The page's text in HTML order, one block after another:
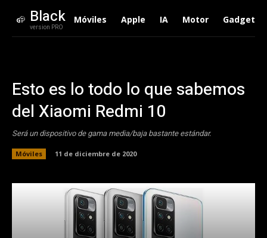
Black
version PRO
Móviles Apple IA Motor Gadgets
Esto es lo todo lo que sabemos
del Xiaomi Redmi 10
Será un dispositivo de gama media/baja bastante estándar.
Móviles 11 de diciembre de 2020